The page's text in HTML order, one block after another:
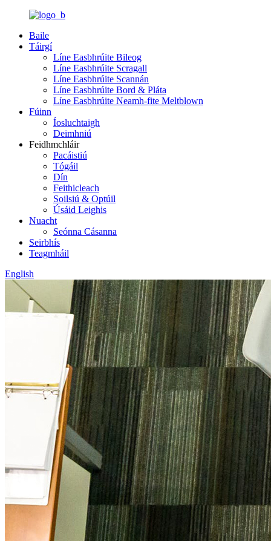
Baile
Táirgí
Líne Easbhrúite Bileog
Líne Easbhrúite Scragall
Líne Easbhrúite Scannán
Líne Easbhrúite Bord & Pláta
Líne Easbhrúite Neamh-fite Meltblown
Fúinn
Íosluchtaigh
Deimhniú
Feidhmchláir
Pacáistiú
Tógáil
Dín
Feithicleach
Soilsiú & Optúil
Úsáid Leighis
Nuacht
Seónna Cásanna
Seirbhís
Teagmháil
English